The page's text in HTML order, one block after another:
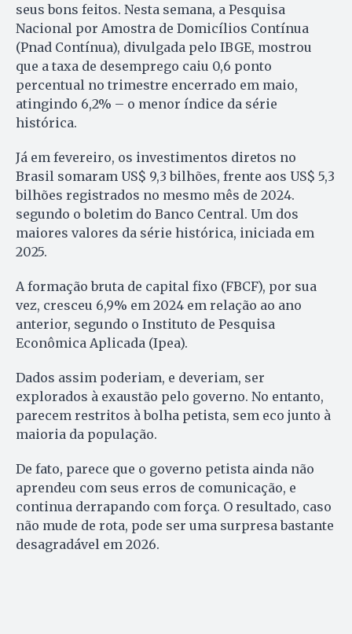
seus bons feitos. Nesta semana, a Pesquisa
Nacional por Amostra de Domicílios Contínua
(Pnad Contínua), divulgada pelo IBGE, mostrou
que a taxa de desemprego caiu 0,6 ponto
percentual no trimestre encerrado em maio,
atingindo 6,2% – o menor índice da série
histórica.
Já em fevereiro, os investimentos diretos no
Brasil somaram US$ 9,3 bilhões, frente aos US$ 5,3
bilhões registrados no mesmo mês de 2024.
segundo o boletim do Banco Central. Um dos
maiores valores da série histórica, iniciada em
2025.
A formação bruta de capital fixo (FBCF), por sua
vez, cresceu 6,9% em 2024 em relação ao ano
anterior, segundo o Instituto de Pesquisa
Econômica Aplicada (Ipea).
Dados assim poderiam, e deveriam, ser
explorados à exaustão pelo governo. No entanto,
parecem restritos à bolha petista, sem eco junto à
maioria da população.
De fato, parece que o governo petista ainda não
aprendeu com seus erros de comunicação, e
continua derrapando com força. O resultado, caso
não mude de rota, pode ser uma surpresa bastante
desagradável em 2026.